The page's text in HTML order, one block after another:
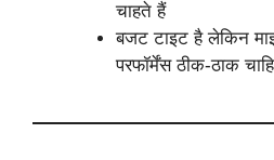
चाहते हैं
बजट टाइट है लेकिन
परफॉर्मेंस ठीक-ठाक